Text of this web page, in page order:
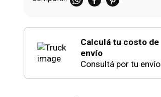
Calculá tu costo de
envío
Consultá por tu envío